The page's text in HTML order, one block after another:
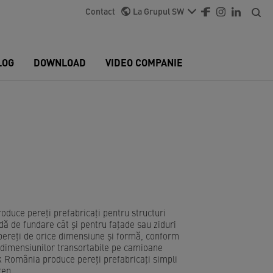
Contact La Grupul SW
DOWNLOAD VIDEO COMPANIE
pereți prefabricați pentru structuri
de fundare cât și pentru fațade sau ziduri
de orice dimensiune și formă, conform
transortabile pe camioane
produce pereți prefabricați simpli